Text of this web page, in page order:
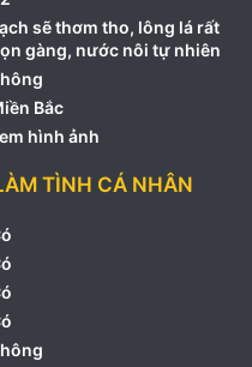
sẽ thơm tho, lông lá rất
gàng, nước nôi tự nhiên
Bắc
hình ảnh
TÌNH CÁ NHÂN